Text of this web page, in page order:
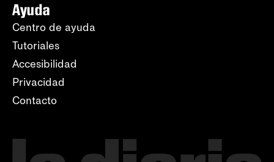
Ayuda
Centro de ayuda
Tutoriales
Accesibilidad
Privacidad
Contacto